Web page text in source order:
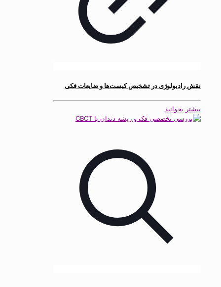
نقش رادیولوژی در تشخیص کیست‌ها و ضایعات فکی
بیشتر بخوانید